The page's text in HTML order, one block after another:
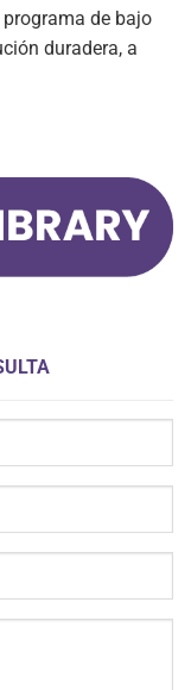
de bajo
duradera, a